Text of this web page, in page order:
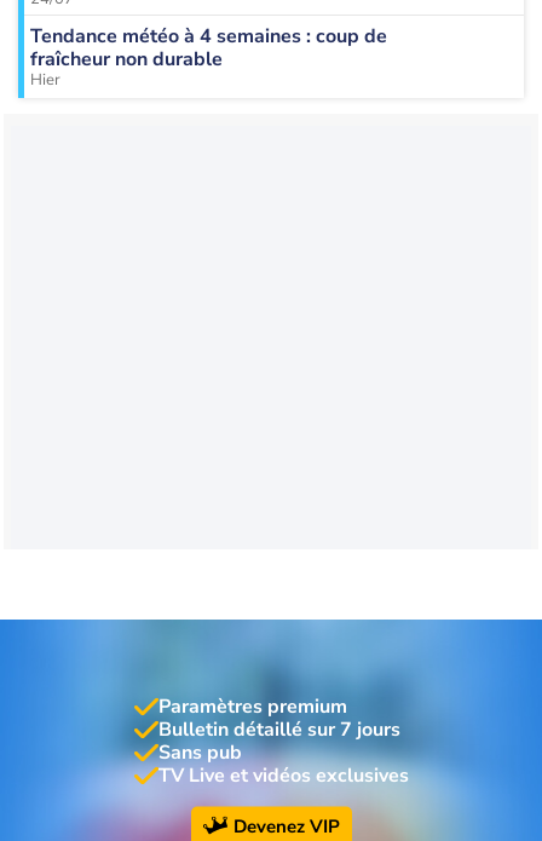
Tendance météo à 4 semaines : coup de
fraîcheur non durable
Hier
Paramètres premium
Bulletin détaillé sur 7 jours
Sans pub
TV Live et vidéos exclusives
Devenez VIP